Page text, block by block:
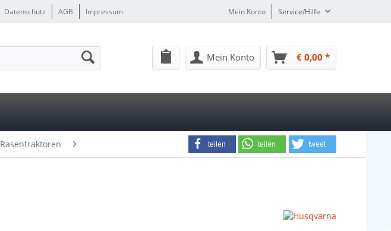
Datenschutz AGB Impressum Mein Konto Service/Hilfe
Mein Konto € 0,00 *
teilen teilen tweet
Rasentraktoren